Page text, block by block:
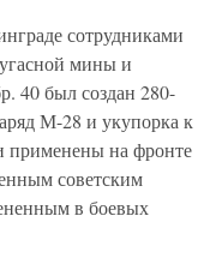
сотрудниками
мины и
40 был создан 280-
М-28 и укупорка к
на фронте
советским
в боевых